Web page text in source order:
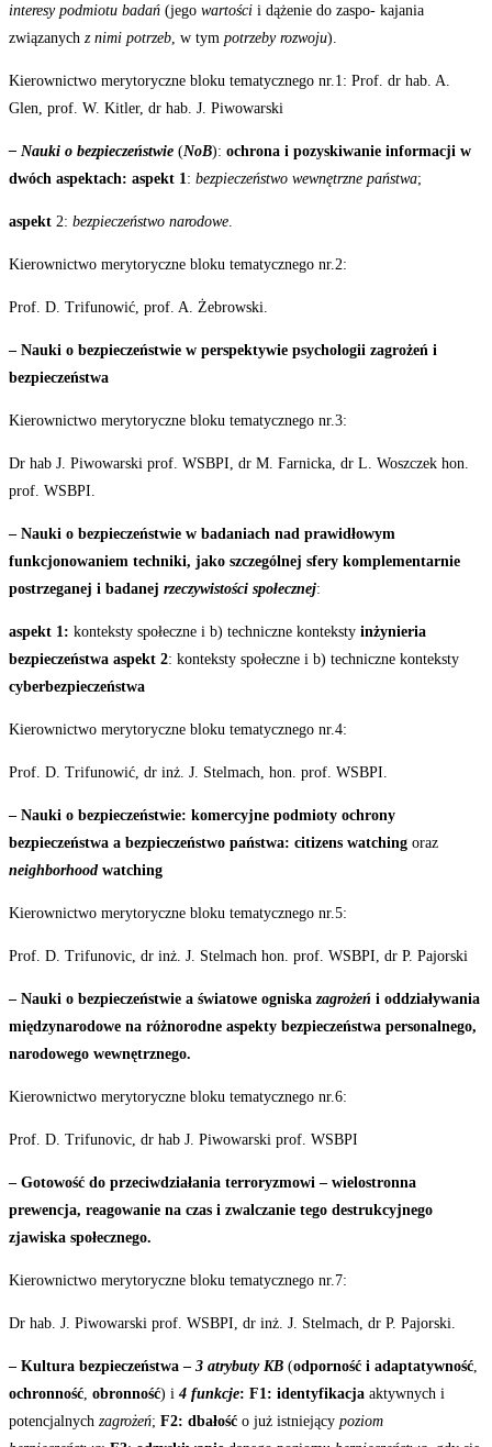
interesy podmiotu badań (jego wartości i dążenie do zaspo- kajania
związanych z nimi potrzeb , w tym potrzeby rozwoju).
Kierownictwo merytoryczne bloku tematycznego nr.1: Prof. dr hab. A.
Glen, prof. W. Kitler, dr hab. J. Piwowarski
– Nauki o bezpieczeństwie (NoB): ochrona i pozyskiwanie informacji w
dwóch aspektach: aspekt 1 : bezpieczeństwo wewnętrzne państwa;
aspekt 2: bezpieczeństwo narodowe
Kierownictwo merytoryczne bloku tematycznego nr.2:
Prof. D. Trifunowić, prof. A. Żebrowski.
– Nauki o bezpieczeństwie w perspektywie psychologii zagrożeń i
bezpieczeństwa
Kierownictwo merytoryczne bloku tematycznego nr.3:
Dr hab J. Piwowarski prof. WSBPI, dr M. Farnicka, dr L. Woszczek hon.
prof. WSBPI.
– Nauki o bezpieczeństwie w badaniach nad prawidłowym
funkcjonowaniem techniki, jako szczególnej sfery komplementarnie
postrzeganej i badanej rzeczywistości społecznej:
aspekt 1: konteksty społeczne i b) techniczne konteksty inżynieria
bezpieczeństwa aspekt 2: konteksty społeczne i b) techniczne konteksty
cyberbezpieczeństwa
Kierownictwo merytoryczne bloku tematycznego nr.4:
Prof. D. Trifunowić, dr inż. J. Stelmach, hon. prof. WSBPI.
– Nauki o bezpieczeństwie: komercyjne podmioty ochrony
bezpieczeństwa a bezpieczeństwo państwa: citizens watching oraz
neighborhood watching
Kierownictwo merytoryczne bloku tematycznego nr.5:
Prof. D. Trifunovic, dr inż. J. Stelmach hon. prof. WSBPI, dr P. Pajorski
– Nauki o bezpieczeństwie a światowe ogniska zagrożeń i oddziaływania
międzynarodowe na różnorodne aspekty bezpieczeństwa personalnego,
narodowego wewnętrznego.
Kierownictwo merytoryczne bloku tematycznego nr.6:
Prof. D. Trifunovic, dr hab J. Piwowarski prof. WSBPI
– Gotowość do przeciwdziałania terroryzmowi – wielostronna
prewencja, reagowanie na czas i zwalczanie tego destrukcyjnego
zjawiska społecznego.
Kierownictwo merytoryczne bloku tematycznego nr.7:
Dr hab. J. Piwowarski prof. WSBPI, dr inż. J. Stelmach, dr P. Pajorski.
– Kultura bezpieczeństwa – 3 atrybuty KB (odporność i adaptatywność
ochronność obronność) i4 funkcje: F1: identyfikacja aktywnych i
potencjalnych zagrożeń; F2: dbałość o już istniejący poziom